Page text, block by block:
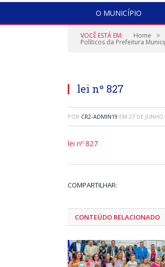
O MUNICÍPIO
VOCÊ ESTÁ EM: Home »
Políticos da Prefeitura
lei nº 827
POR CR2-ADMIN19 EM 27 DE
lei nº 827
COMPARTILHAR:
CONTEÚDO RELACIONADO